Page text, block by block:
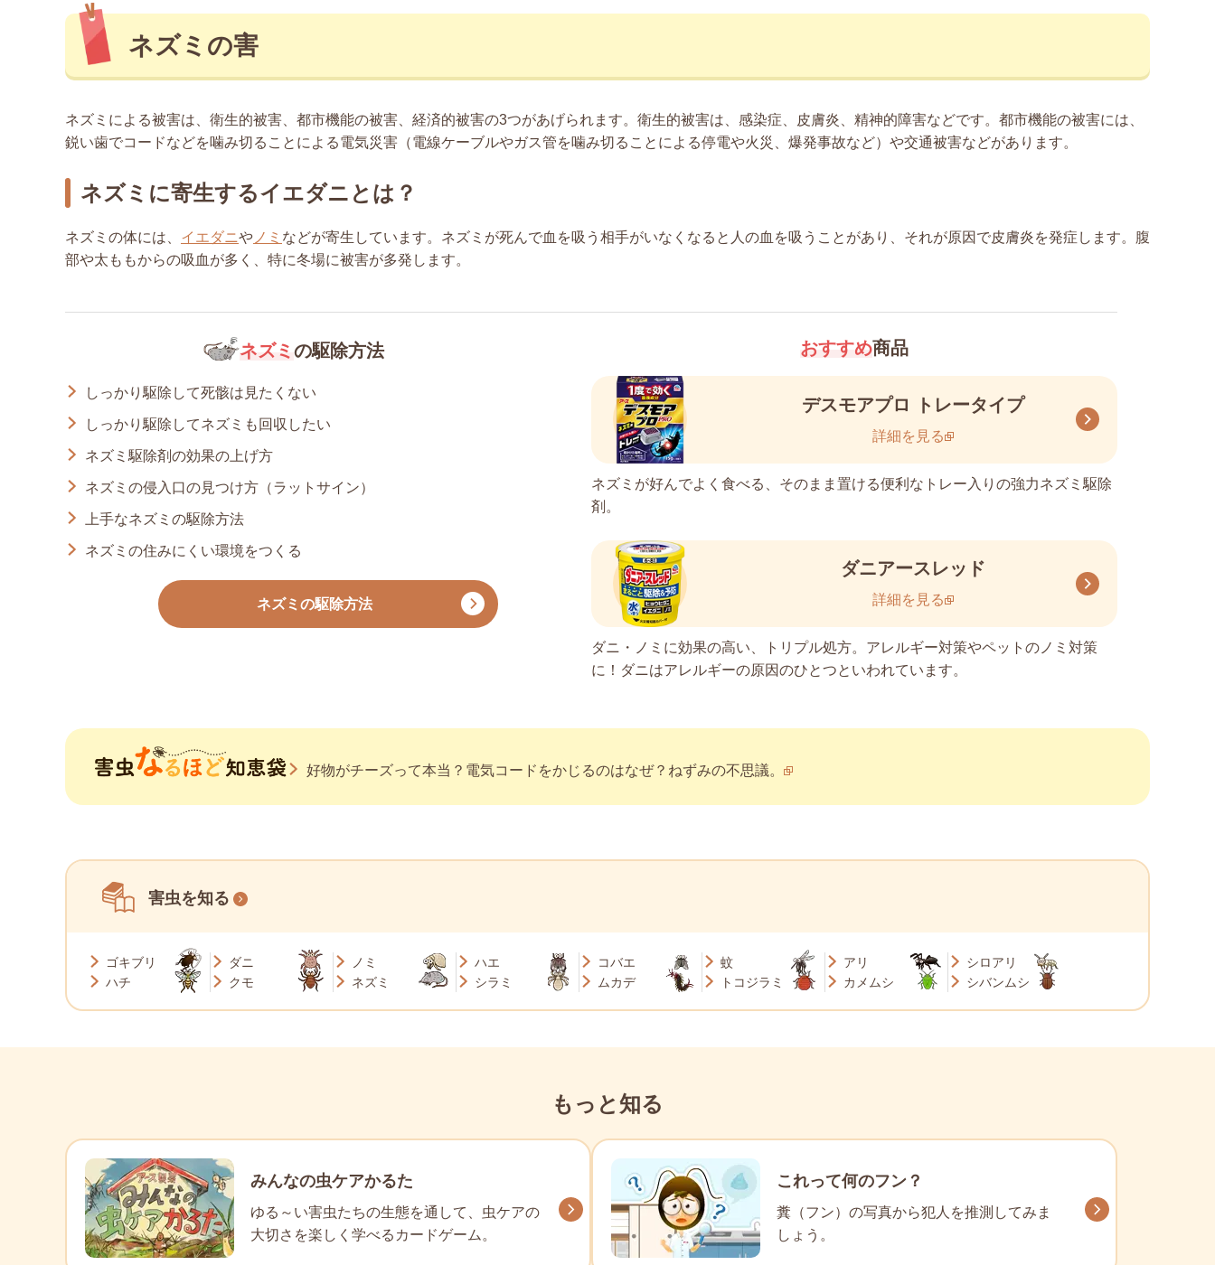
ネズミの害
ネズミによる被害は、衛生的被害、都市機能の被害、経済的被害の3つがあげられます。衛生的被害は、感染症、皮膚炎、精神的障害などです。都市機能の被害には、
鋭い歯でコードなどを噛み切ることによる電気災害（電線ケーブルやガス管を噛み切ることによる停電や火災、爆発事故など）や交通被害などがあります。
ネズミに寄生するイエダニとは？
ネズミの体には、 イエダニや ノミ などが寄生しています。ネズミが死んで血を吸う相手がいなくなると人の血を吸うことがあり、それが原因で皮膚炎を発症します。腹
部や太ももからの吸血が多く、特に冬場に被害が多発します。
ネズミの駆除方法
しっかり駆除して死骸は見たくない
しっかり駆除してネズミも回収したい
ネズミ駆除剤の効果の上げ方
ネズミの侵入口の見つけ方（ラットサイン）
上手なネズミの駆除方法
ネズミの住みにくい環境をつくる
ネズミの駆除方法
おすすめ商品
デスモアプロ トレータイプ
詳細を見る
ネズミが好んでよく食べる、そのまま置ける便利なトレー入りの強力ネズミ駆除
剤。
ダニアースレッド
詳細を見る
ダニ・ノミに効果の高い、トリプル処方。アレルギー対策やペットのノミ対策
に！ダニはアレルギーの原因のひとつといわれています。
好物がチーズって本当？電気コードをかじるのはなぜ？ねずみの不思議。
害虫を知る
ゴキブリ ダニ ノミ ハエ コバエ 蚊 アリ
シロアリ
ハチ
クモ ネズミ シラミ ムカデ トコジラミ カメムシ シバンムシ
もっと知る
みんなの虫ケアかるた
ゆる～い害虫たちの生態を通して、虫ケアの
大切さを楽しく学べるカードゲーム。
これって何のフン？
糞（フン）の写真から犯人を推測してみま
しょう。